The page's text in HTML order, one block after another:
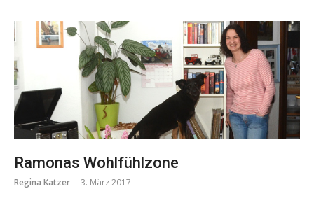
Ramonas Wohlfühlzone
Regina Katzer 3. März 2017